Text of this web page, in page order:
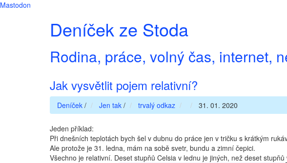
Mastodon
Deníček ze Stoda
Rodina, práce, volný čas, internet,
Jak vysvětlit pojem relativní?
Deníček / Jen tak / trvalý odkaz 31. 01. 2020
Jeden příklad:
Při dnešních teplotách bych šel v dubnu do práce jen v tričku s krátkým
Ale protože je 31. ledna, mám na sobě svetr, bundu a zimní čepici.
Všechno je relativní. Deset stupňů Celsia v lednu je jiných, než deset stupňů